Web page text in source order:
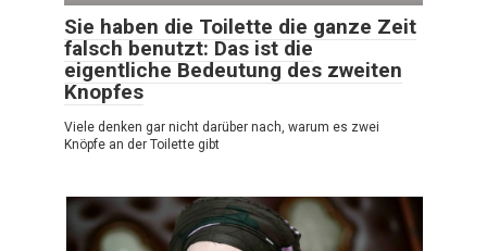
Sie haben die Toilette die ganze Zeit
falsch benutzt: Das ist die
eigentliche Bedeutung des zweiten
Knopfes
Viele denken gar nicht darüber nach, warum es zwei
Knöpfe an der Toilette gibt